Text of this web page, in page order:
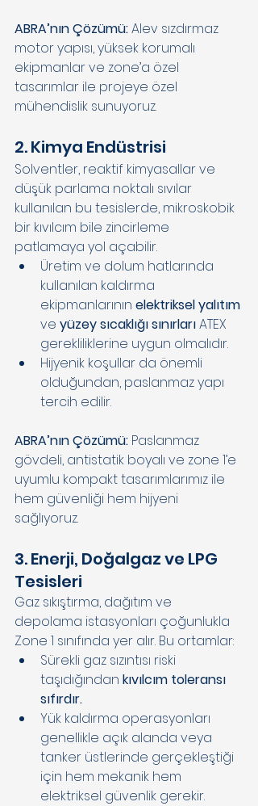
ABRA’nın Çözümü: Alev sızdırmaz
motor yapısı, yüksek korumalı
ekipmanlar ve zone’a özel
tasarımlar ile projeye özel
mühendislik sunuyoruz.
2. Kimya Endüstrisi
Solventler, reaktif kimyasallar ve
düşük parlama noktalı sıvılar
kullanılan bu tesislerde, mikroskobik
bir kıvılcım bile zincirleme
patlamaya yol açabilir.
Üretim ve dolum hatlarında
kullanılan kaldırma
ekipmanlarının elektriksel yalıtım
ve yüzey sıcaklığı sınırları ATEX
gerekliliklerine uygun olmalıdır.
Hijyenik koşullar da önemli
olduğundan, paslanmaz yapı
tercih edilir.
ABRA’nın Çözümü: Paslanmaz
gövdeli, antistatik boyalı ve zone 1’e
uyumlu kompakt tasarımlarımız ile
hem güvenliği hem hijyeni
sağlıyoruz.
3. Enerji, Doğalgaz ve LPG
Tesisleri
Gaz sıkıştırma, dağıtım ve
depolama istasyonları çoğunlukla
Zone 1 sınıfında yer alır. Bu ortamlar:
Sürekli gaz sızıntısı riski
taşıdığından kıvılcım toleransı
sıfırdır.
Yük kaldırma operasyonları
genellikle açık alanda veya
tanker üstlerinde gerçekleştiği
için hem mekanik hem
elektriksel güvenlik gerekir.